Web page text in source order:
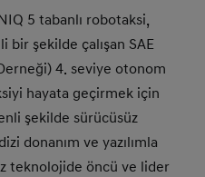
5 tabanlı robotaksi,
bir şekilde çalışan SAE
4. seviye otonom
hayata geçirmek için
şekilde sürücüsüz
donanım ve yazılımla
teknolojide öncü ve lider